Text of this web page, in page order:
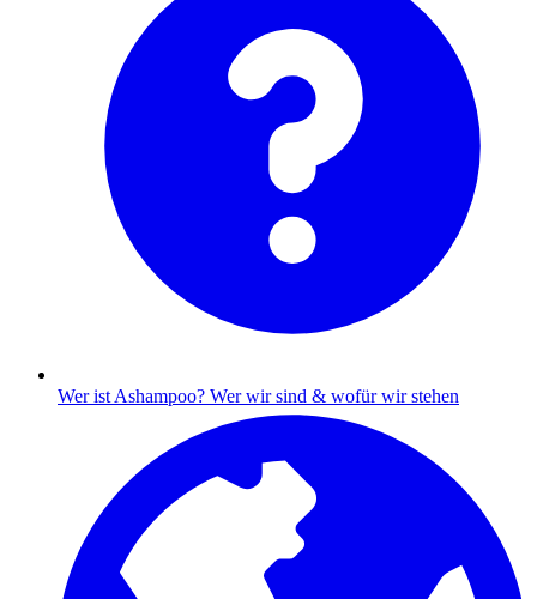
Wer ist Ashampoo? Wer wir sind & wofür wir stehen